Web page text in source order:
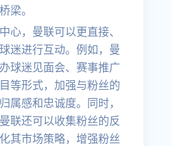
梁。
心，曼联可以更直接、
迷进行互动。例如，曼
球迷见面会、赛事推广
等形式，加强与粉丝的
属感和忠诚度。同时，
联还可以收集粉丝的反
其市场策略，增强粉丝